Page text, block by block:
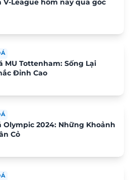
Tottenham: Sống Lại
Đỉnh Cao
2024: Những Khoảnh
Cỏ